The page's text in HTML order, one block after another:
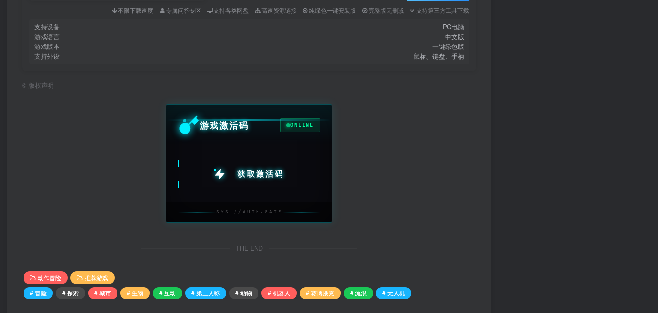
不限下载速度 专属问答专区 支持各类网盘 高速资源链接 纯绿色一键安装版 完整版无删减 支持第三方工具下载
支持设备
PC电脑
游戏语言
中文版
游戏版本
一键绿色版
支持外设
鼠标、键盘、手柄
© 版权声明
游戏激活码 ONLINE
获取激活码
SYS://AUTH.GATE
THE END
动作冒险
推荐游戏
# 冒险
# 探索 # 城市 # 生物 # 互动 # 第三人称 # 动物 # 机器人 # 赛博朋克 # 流浪 # 无人机